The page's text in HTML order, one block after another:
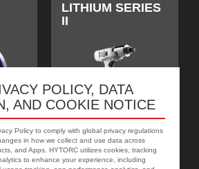
POLICY, DATA
AND COOKIE NOTICE
Policy to comply with global privacy regulations
in how we collect and use data across
and Apps. HYTORC utilizes cookies, tracking
to enhance your experience, including
LITHIUM SERIES
II